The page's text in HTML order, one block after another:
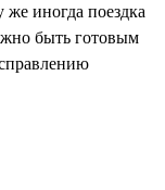
же иногда поездка
быть готовым